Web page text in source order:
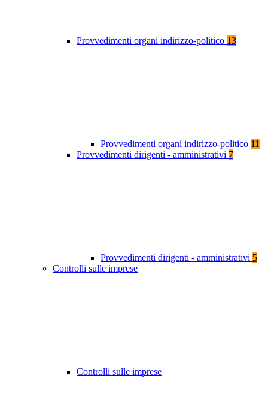
Provvedimenti organi indirizzo-politico 13
Provvedimenti organi indirizzo-politico 11
Provvedimenti dirigenti - amministrativi 7
Provvedimenti dirigenti - amministrativi 5
Controlli sulle imprese
Controlli sulle imprese